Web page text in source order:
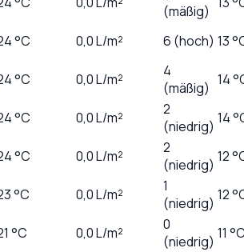
(mäßig)
°C 0,0L/m² 6 (hoch) 13
°C 0,0L/m²
4
(mäßig) 14
°C 0,0L/m²
2
(niedrig) 14
°C 0,0L/m²
2
(niedrig) 12
°C 0,0L/m²
1
(niedrig) 12
°C 0,0L/m²
0
(niedrig) 11